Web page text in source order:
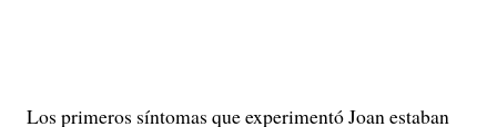
Los primeros síntomas que experimentó Joan estaban